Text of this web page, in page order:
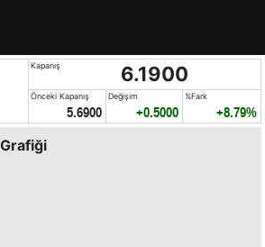
Kapanış 6.1900
Önceki Kapanış
5.6900
Değişim
+0.5000
%Fark
+8.79%